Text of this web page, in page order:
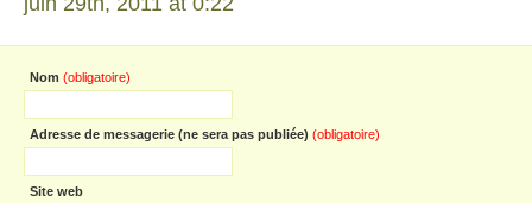
Nom (obligatoire)
Adresse de messagerie (ne sera pas publiée) (obligatoire)
Site web